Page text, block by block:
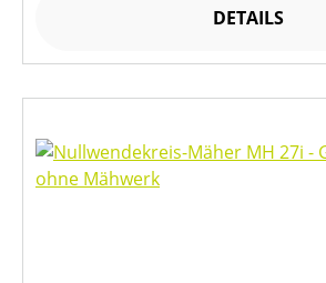
DETAILS